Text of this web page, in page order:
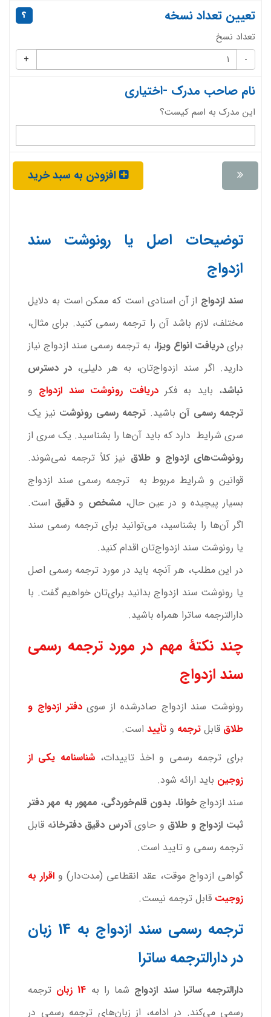
تعیین تعداد نسخه
تعداد نسخ
-
+
نام صاحب مدرک -اختیاری
این مدرک به اسم کیست؟
افزودن به سبد خرید
توضیحات اصل یا رونوشت سند
ازدواج
سند ازدواج از آن اسنادی است که ممکن است به دلایل
مختلف، لازم باشد آن را ترجمه رسمی کنید. برای مثال،
برای دریافت انواع ویزا، به ترجمه رسمی سند ازدواج نیاز
دارید. اگر سند ازدواج‌تان، به هر دلیلی، در دسترس
نباشد، باید به فکردریافت رونوشت سند ازدواج و
ترجمه رسمی آن باشید. ترجمه رسمی رونوشت نیز یک
سری شرایط دارد که باید آن‌ها را بشناسید. یک سری از
رونوشت‌های ازدواج و طلاق نیز کلاً ترجمه نمی‌شوند.
قوانین و شرایط مربوط به ترجمه رسمی سند ازدواج
بسیار پیچیده و در عین حال، مشخص و دقیق است.
اگر آن‌ها را بشناسید، می‌توانید برای ترجمه رسمی سند
یا رونوشت سند ازدواج‌تان اقدام کنید.
در این مطلب، هر آنچه باید در مورد ترجمه رسمی اصل
یا رونوشت سند ازدواج بدانید برای‌تان خواهیم گفت. با
دارالترجمه ساترا همراه باشید.
چند نکتۀ مهم در مورد ترجمه رسمی
سند ازدواج
رونوشت سند ازدواج صادرشده از سوی دفتر ازدواج و
طلاق قابل ترجمه و تأیید است.
برای ترجمه رسمی و اخذ تاییدات،شناسنامه یکی از
زوجین باید ارائه شود.
سند ازدواجخوانا، بدون قلم‌خوردگی، ممهور به مهر دفتر
ثبت ازدواج و طلاق و حاویآدرس دقیق دفترخانه قابل
ترجمه رسمی و تایید است.
گواهی ازدواج موقت، عقد انقطاعی (مدت‌دار) و اقرار به
زوجیت قابل ترجمه نیست.
ترجمه رسمی سند ازدواج به 14 زبان
در دارالترجمه ساترا
دارالترجمه ساترا سند ازدواج شما را به
ترجمه
رسمی می‌کند. در ادامه، از زبان‌های ترجمه رسمی در